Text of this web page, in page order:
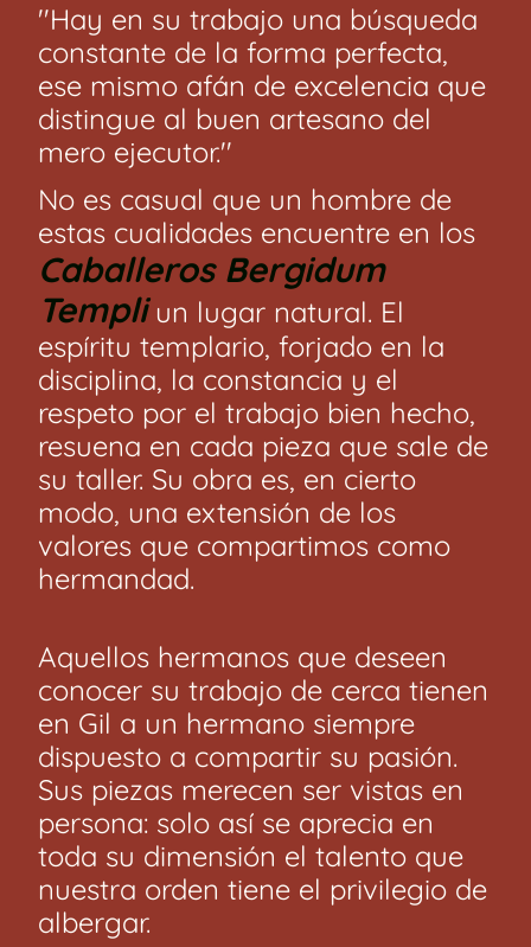
''Hay en su trabajo una búsqueda
constante de la forma perfecta,
ese mismo afán de excelencia que
distingue al buen artesano del
mero ejecutor.''
No es casual que un hombre de
estas cualidades encuentre en los
Caballeros Bergidum
Templi un lugar natural. El
espíritu templario, forjado en la
disciplina, la constancia y el
respeto por el trabajo bien hecho,
resuena en cada pieza que sale de
su taller. Su obra es, en cierto
modo, una extensión de los
valores que compartimos como
hermandad.
Aquellos hermanos que deseen
conocer su trabajo de cerca tienen
en Gil a un hermano siempre
dispuesto a compartir su pasión.
Sus piezas merecen ser vistas en
persona: solo así se aprecia en
toda su dimensión el talento que
nuestra orden tiene el privilegio de
albergar.